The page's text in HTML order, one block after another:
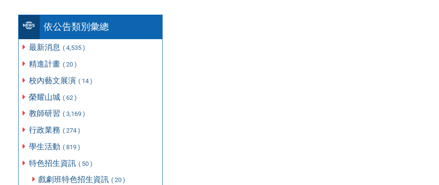
依公告類別彙總
最新消息 ( 4,535 )
精進計畫 ( 20 )
校內藝文展演 ( 14 )
榮耀山城 ( 62 )
教師研習 ( 3,169 )
行政業務 ( 274 )
學生活動 ( 819 )
特色招生資訊 ( 50 )
戲劇班特色招生資訊 ( 20 )